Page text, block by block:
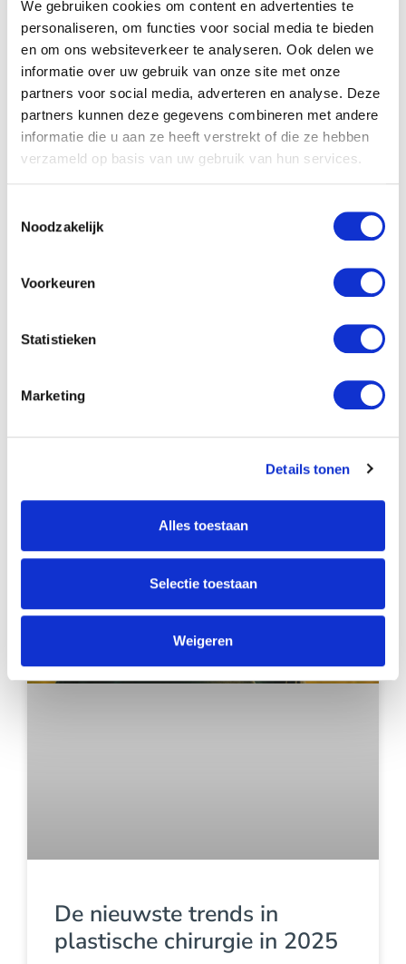
We gebruiken cookies om content en advertenties te
personaliseren, om functies voor social media te bieden
en om ons websiteverkeer te analyseren. Ook delen we
informatie over uw gebruik van onze site met onze
partners voor social media, adverteren en analyse. Deze
partners kunnen deze gegevens combineren met andere
informatie die u aan ze heeft verstrekt of die ze hebben
verzameld op basis van uw gebruik van hun services.
Noodzakelijk
Voorkeuren
Statistieken
Marketing
Details tonen
Alles toestaan
Selectie toestaan
Weigeren
november
LEES VERDER »
De nieuwste trends in
plastische chirurgie in 2025